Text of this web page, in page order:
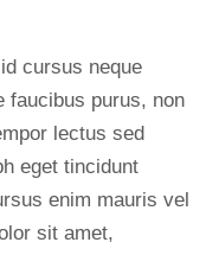
cursus neque
faucibus purus, non
lectus sed
eget tincidunt
enim mauris vel
sit amet,